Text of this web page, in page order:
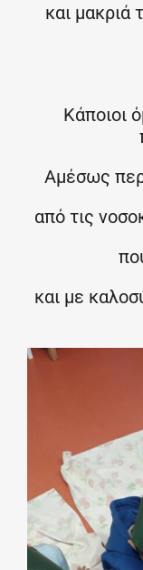
και μακριά
Κάποιοι
Αμέσως
από τις
και με